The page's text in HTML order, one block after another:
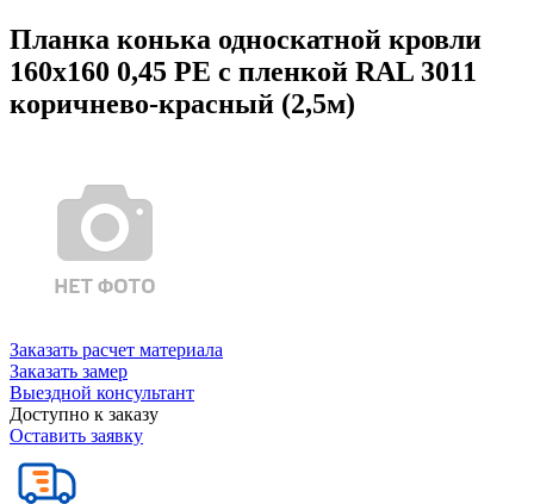
Планка конька односкатной кровли
160x160 0,45 PE с пленкой RAL 3011
коричнево-красный (2,5м)
Заказать расчет материала
Заказать замер
Выездной консультант
Доступно к заказу
Оставить заявку